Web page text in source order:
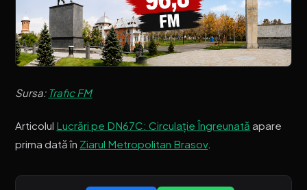
Sursa: Trafic FM
Articolul Lucrări pe DN67C: Circulație Îngreunată apare
prima dată în Ziarul Metropolitan Brasov.